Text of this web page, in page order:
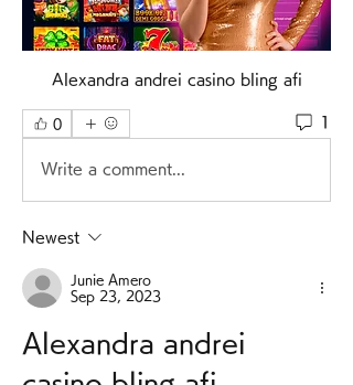
Alexandra andrei casino bling afi
0 1
Write a comment...
Newest
Junie Amero
Sep 23, 2023
Alexandra andrei